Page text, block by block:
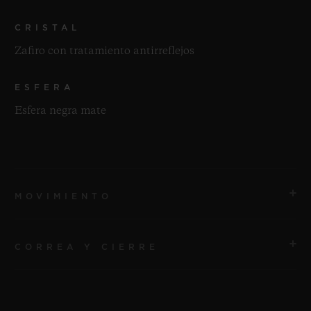
CRISTAL
Zafiro con tratamiento antirreflejos
ESFERA
Esfera negra mate